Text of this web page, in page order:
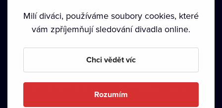
Podmínky používání • Ochrana soukromí • Zásady používání
• Autorská práva•
Milí diváci, používáme soubory cookies, které
vám zpříjemňují sledování divadla online.
Chci vědět víc
Rozumím